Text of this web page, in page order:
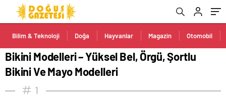
Bilim & Teknoloji Doğa Hayvanlar Magazin Otomobil
Bikini Modelleri – Yüksel Bel, Örgü, Şortlu
Bikini Ve Mayo Modelleri
1